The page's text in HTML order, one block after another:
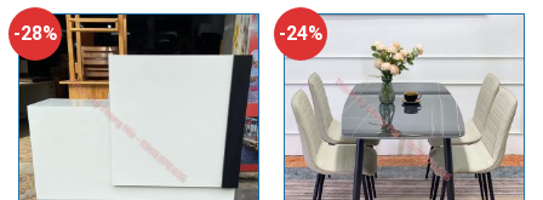
11,800,000₫.
-28% -24%